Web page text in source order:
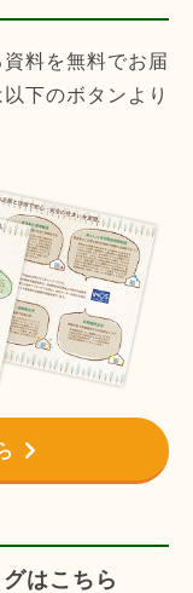
料を無料でお届
下のボタンより
はこちら